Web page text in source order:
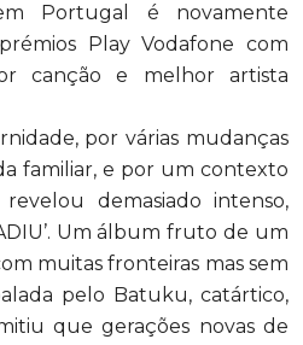
Portugal é novamente
Play Vodafone com
canção e melhor artista
por várias mudanças
familiar, e por um contexto
demasiado intenso,
Um álbum fruto de um
muitas fronteiras mas sem
pelo Batuku, catártico,
que gerações novas de